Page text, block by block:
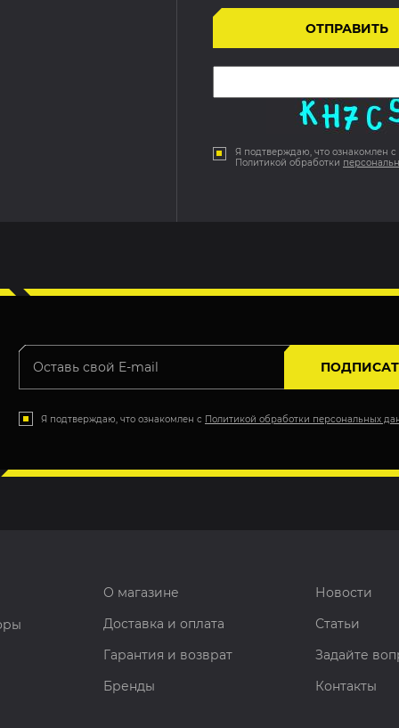
Я подтверждаю, что ознакомлен с
Политикой обработки
Я подтверждаю, что ознакомлен с Политикой обработки персональных
О магазине
Новости
Доставка и оплата
Статьи
Гарантия и возврат
Задайте
Бренды
Контакты